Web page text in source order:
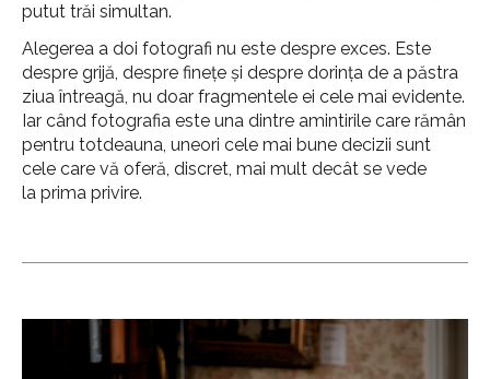
putut trăi simultan.
Alegerea a doi fotografi nu este despre exces. Este
despre grijă, despre finețe și despre dorința de a păstra
ziua întreagă, nu doar fragmentele ei cele mai evidente.
Iar când fotografia este una dintre amintirile care rămân
pentru totdeauna, uneori cele mai bune decizii sunt
cele care vă oferă, discret, mai mult decât se vede
la prima privire.